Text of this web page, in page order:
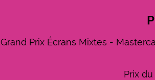
Grand Prix Écrans Mixtes -
Prix